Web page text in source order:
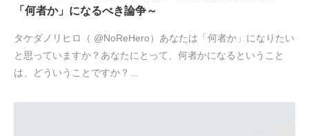
「何者か」になるべき論争～
タケダノリヒロ（ @NoReHero）あなたは「何者か」になりたい
と思っていますか？あなたにとって、何者かになるということ
は、どういうことですか？…